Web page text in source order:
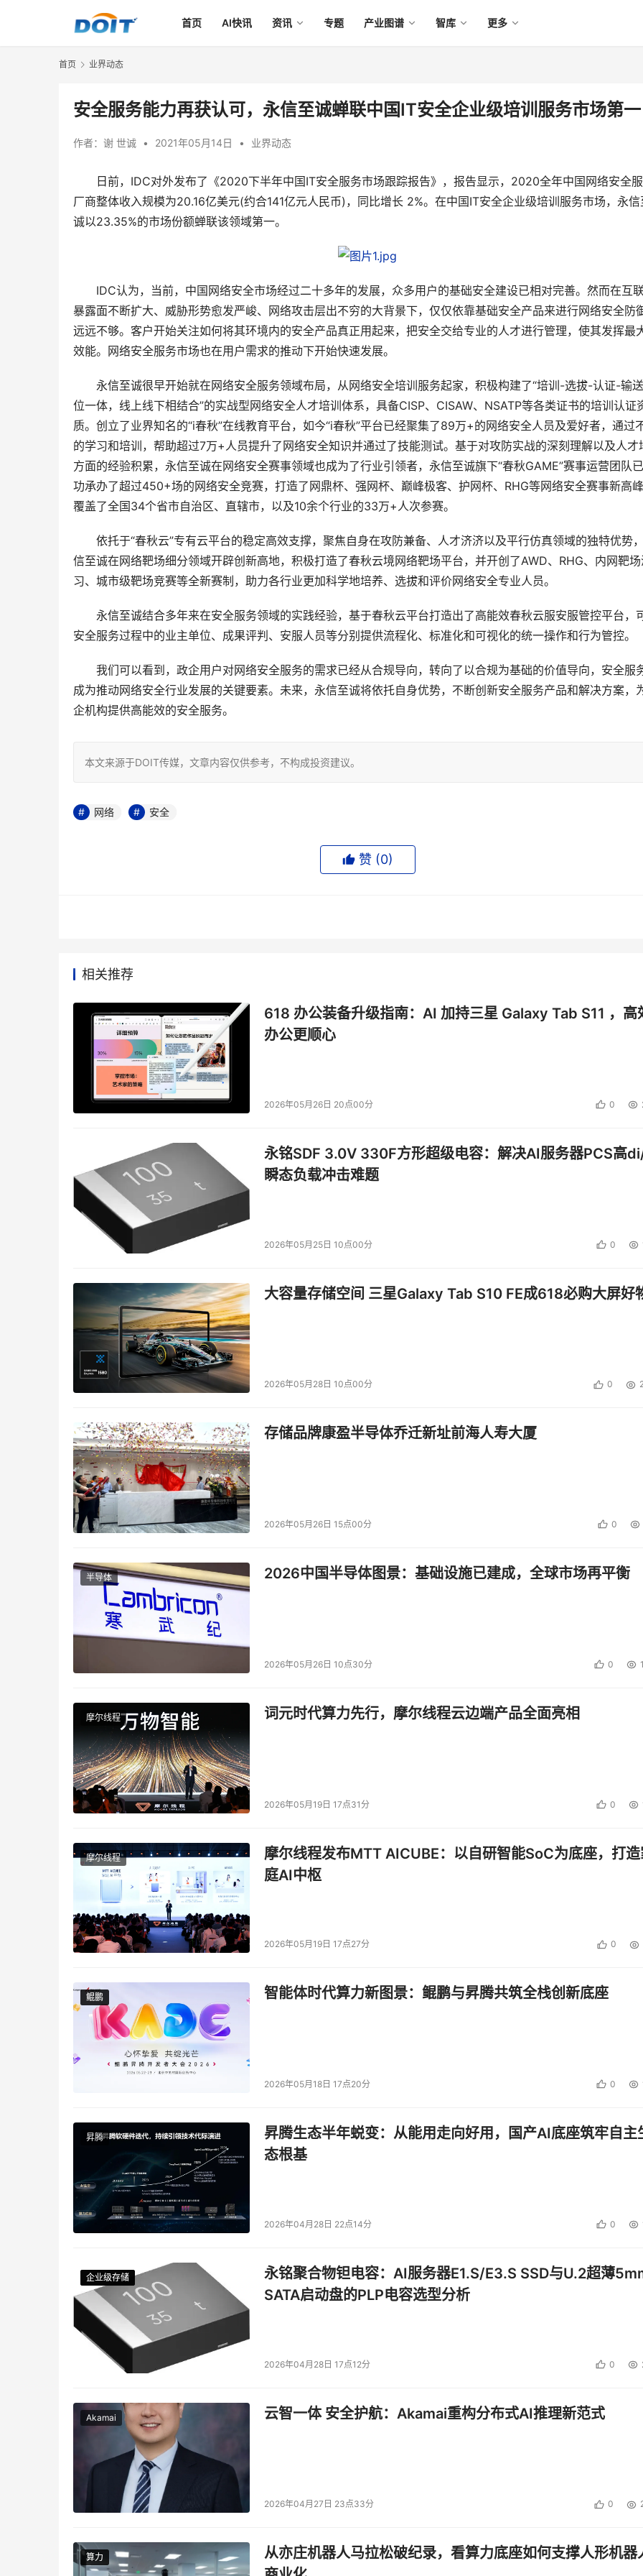
首页 AI快讯 资讯 专题 产业图谱 智库 更多
首页 业界动态
安全服务能力再获认可，永信至诚蝉联中国IT安全企业级培训服务市场第一
作者： 谢 世诚 • 2021年05月14日 • 业界动态
日前，IDC对外发布了《2020下半年中国IT安全服务市场跟踪报告》，报告显示，2020全年中国网络安全
厂商整体收入规模为20.16亿美元(约合141亿元人民币)，同比增长 2%。在中国IT安全企业级培训服务市场，永信
诚以23.35%的市场份额蝉联该领域第一。
IDC认为，当前，中国网络安全市场经过二十多年的发展，众多用户的基础安全建设已相对完善。然而在互
暴露面不断扩大、威胁形势愈发严峻、网络攻击层出不穷的大背景下，仅仅依靠基础安全产品来进行网络安全防
远远不够。客户开始关注如何将其环境内的安全产品真正用起来，把安全交给专业的人才进行管理，使其发挥最
效能。网络安全服务市场也在用户需求的推动下开始快速发展。
永信至诚很早开始就在网络安全服务领域布局，从网络安全培训服务起家，积极构建了“培训-选拔-认证-输
位一体，线上线下相结合”的实战型网络安全人才培训体系，具备CISP、CISAW、NSATP等各类证书的培训认证
质。创立了业界知名的“i春秋”在线教育平台，如今“i春秋”平台已经聚集了89万+的网络安全人员及爱好者，通过
的学习和培训，帮助超过7万+人员提升了网络安全知识并通过了技能测试。基于对攻防实战的深刻理解以及人才
方面的经验积累，永信至诚在网络安全赛事领域也成为了行业引领者，永信至诚旗下“春秋GAME”赛事运营团队
功承办了超过450+场的网络安全竞赛，打造了网鼎杯、强网杯、巅峰极客、护网杯、RHG等网络安全赛事新高峰
覆盖了全国34个省市自治区、直辖市，以及10余个行业的33万+人次参赛。
依托于“春秋云”专有云平台的稳定高效支撑，聚焦自身在攻防兼备、人才济济以及平行仿真领域的独特优势
信至诚在网络靶场细分领域开辟创新高地，积极打造了春秋云境网络靶场平台，并开创了AWD、RHG、内网靶场
习、城市级靶场竞赛等全新赛制，助力各行业更加科学地培养、选拔和评价网络安全专业人员。
永信至诚结合多年来在安全服务领域的实践经验，基于春秋云平台打造出了高能效春秋云服安服管控平台，
安全服务过程中的业主单位、成果评判、安服人员等分别提供流程化、标准化和可视化的统一操作和行为管控。
我们可以看到，政企用户对网络安全服务的需求已经从合规导向，转向了以合规为基础的价值导向，安全服
成为推动网络安全行业发展的关键要素。未来，永信至诚将依托自身优势，不断创新安全服务产品和解决方案，
企机构提供高能效的安全服务。
本文来源于DOIT传媒，文章内容仅供参考，不构成投资建议。
网络 安全
赞 (0)
相关推荐
618 办公装备升级指南：AI 加持三星 Galaxy Tab S11 ，高
办公更顺心
2026年05月26日 20点00分 0
永铭SDF 3.0V 330F方形超级电容：解决AI服务器PCS高
瞬态负载冲击难题
2026年05月25日 10点00分 0
大容量存储空间 三星Galaxy Tab S10 FE成618必购大屏好
2026年05月28日 10点00分 0
存储品牌康盈半导体乔迁新址前海人寿大厦
2026年05月26日 15点00分 0
半导体 2026中国半导体图景：基础设施已建成，全球市场再平衡
2026年05月26日 10点30分 0
摩尔线程 词元时代算力先行，摩尔线程云边端产品全面亮相
2026年05月19日 17点31分 0
摩尔线程
摩尔线程发布MTT AICUBE：以自研智能SoC为底座，打
庭AI中枢
2026年05月19日 17点27分 0
鲲鹏
鲲鹏 智能体时代算力新图景：鲲鹏与昇腾共筑全栈创新底座
2026年05月18日 17点20分 0
昇腾
昇腾生态半年蜕变：从能用走向好用，国产AI底座筑牢自主
态根基
2026年04月28日 22点14分 0
企业级存储
企业级存储
企业级存储
企业级存储
永铭聚合物钽电容：AI服务器E1.S/E3.S SSD与U.2超薄
SATA启动盘的PLP电容选型分析
2026年04月28日 17点12分 0
Akamai 云智一体 安全护航：Akamai重构分布式AI推理新范式
2026年04月27日 23点33分 0
算力
算力
从亦庄机器人马拉松破纪录，看算力底座如何支撑人形机器